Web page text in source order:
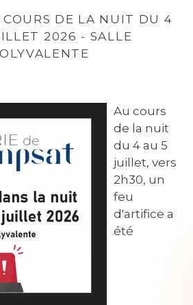
DE LA NUIT DU 4
2026 - SALLE
Au cours
de la nuit
du 4 au 5
juillet, vers
2h30, un
feu
d'artifice a
été